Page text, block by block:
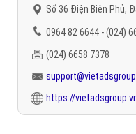
Số 36 Điện Biên Phủ,
0964 82 6644 - (024)
(024) 6658 7378
https://